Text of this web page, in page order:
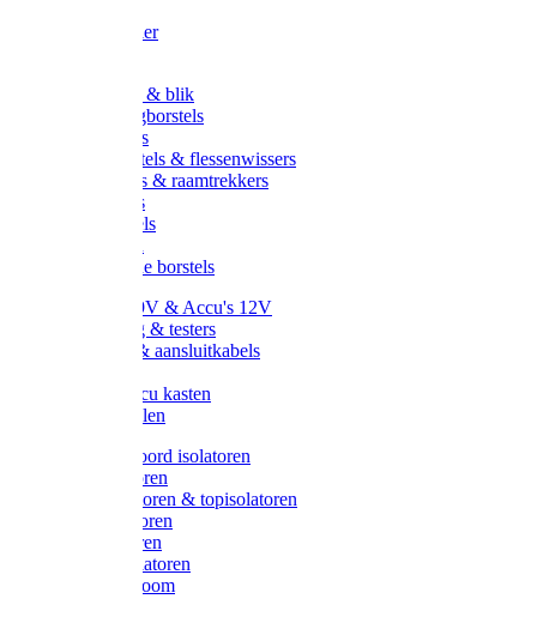
Schuurpapier
Handveger & blik
Voetenveegborstels
Handvegers
Afwasborstels & flessenwissers
Wasborstels & raamtrekkers
Tonborstels
Werkborstels
Hygienische borstels
Batterijen 9V & Accu's 12V
Beveiliging & testers
Kabelsets & aansluitkabels
Metalen accu kasten
Zonnepanelen
Draad & koord isolatoren
Ringisolatoren
Extra isolatoren & topisolatoren
Hoekisolatoren
Lintisolatoren
Afstandisolatoren
Isolatorenboom